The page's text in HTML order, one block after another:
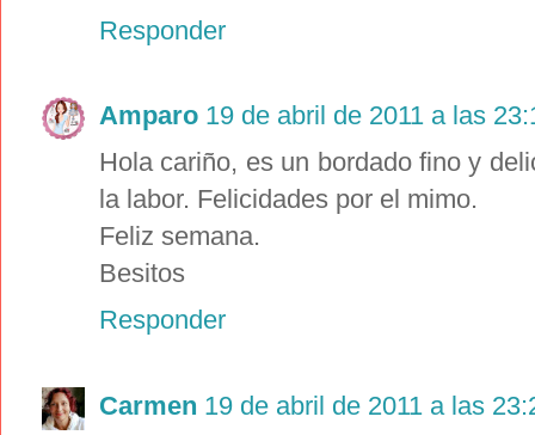
Responder
Amparo 19 de abril de 2011 a las
Hola cariño, es un bordado fino y
la labor. Felicidades por el mimo.
Feliz semana.
Besitos
Responder
Carmen 19 de abril de 2011 a las